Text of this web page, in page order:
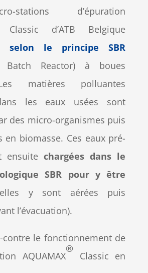
stations d’épuration
Classic d’ATB Belgique
selon le principe SBR
Batch Reactor) à boues
matières polluantes
les eaux usées sont
des micro-organismes puis
en biomasse. Ces eaux pré-
ensuitechargées dans le
SBR pour y être
y sont aérées puis
l’évacuation).
contre le fonctionnement de
AQUAMAX
®
Classic en